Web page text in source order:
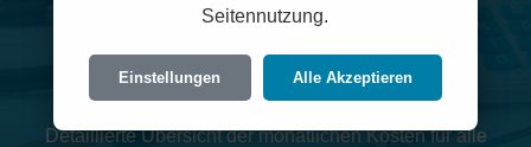
EGK Prämien 2026 (Basel-
Landschaft)
Detaillierte Übersicht der monatlichen Kosten für alle
Seitennutzung.
Einstellungen Alle Akzeptieren